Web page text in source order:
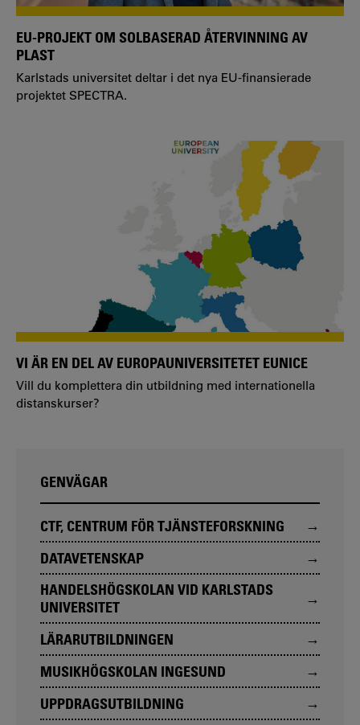
EU-PROJEKT OM SOLBASERAD ÅTERVINNING AV
PLAST
Karlstads universitet deltar i det nya EU-finansierade
projektet SPECTRA.
VI ÄR EN DEL AV EUROPAUNIVERSITETET EUNICE
Vill du komplettera din utbildning med internationella
distanskurser?
GENVÄGAR
CTF, CENTRUM FÖR TJÄNSTEFORSKNING
DATAVETENSKAP
HANDELSHÖGSKOLAN VID KARLSTADS
UNIVERSITET
LÄRARUTBILDNINGEN
MUSIKHÖGSKOLAN INGESUND
UPPDRAGSUTBILDNING